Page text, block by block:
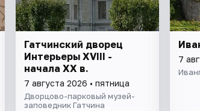
Гатчинский дворец
Интерьеры ХVIII -
начала ХХ в.
7 августа 2026 • пятница
Дворцово-парковый музей-
заповедник Гатчина
7